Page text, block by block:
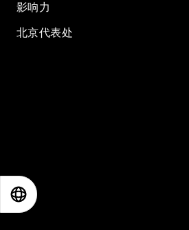
影响力
北京代表处